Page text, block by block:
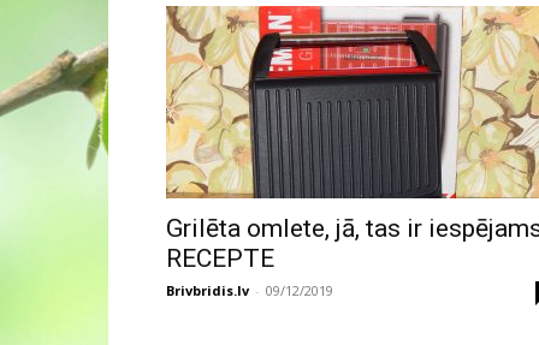
Grilēta omlete, jā, tas ir
RECEPTE
Brivbridis.lv - 09/12/2019